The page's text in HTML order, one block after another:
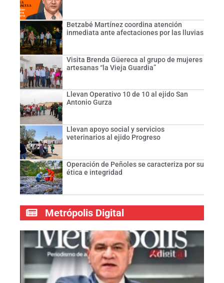
Betzabé Martínez coordina atención
inmediata ante afectaciones por las lluvias
Visita Brenda Güereca al grupo de mujeres
artesanas “la Vieja Guardia”
Llevan Operativo 10 de 10 al ejido San
Antonio Gurza
Llevan apoyo social y servicios
veterinarios al ejido Progreso
Operación de Peñoles se caracteriza por su
ética e integridad
Metrópolis Digital